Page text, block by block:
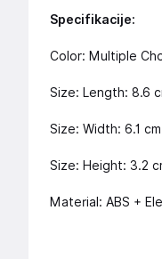
Specifikacije:
Color: Multiple
Size: Length: 8.6
Size: Width: 6.1 cm
Size: Height: 3.2
Material: ABS +